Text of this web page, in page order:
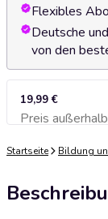
Flexibles
Deutsche
von den
19,99 €
Preis
Startseite Bildung